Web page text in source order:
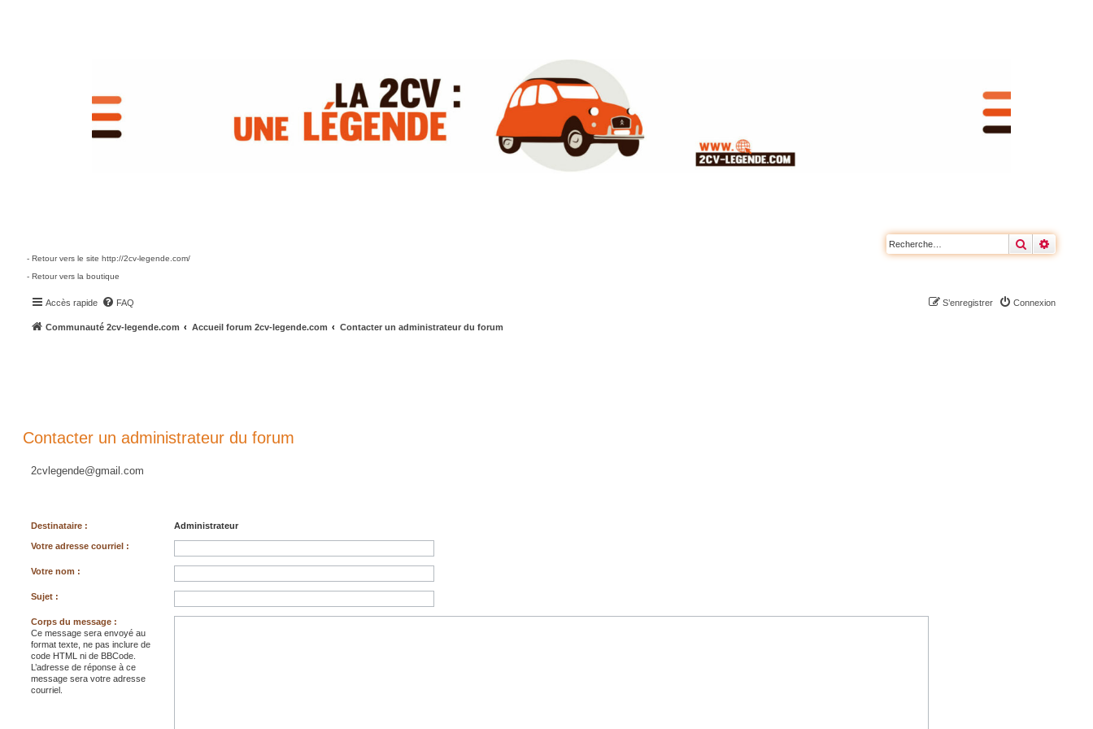
Rechercher
- Retour vers le site http://2cv-legende.com/
- Retour vers la boutique
Accès rapide FAQ Connexion
S’enregistrer
Communauté 2cv-legende.com Accueil forum 2cv-legende.com Contacter un administrateur du forum
Contacter un administrateur du forum
2cvlegende@gmail.com
Destinataire : Administrateur
Votre adresse courriel :
Votre nom :
Sujet :
Corps du message :
Ce message sera envoyé au
format texte, ne pas inclure de
code HTML ni de BBCode.
L’adresse de réponse à ce
message sera votre adresse
courriel.